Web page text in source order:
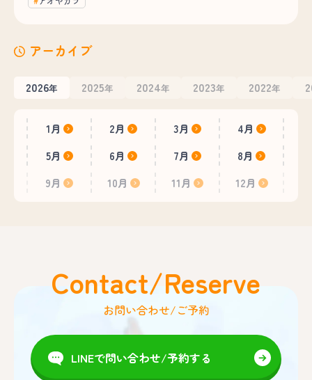
アーカイブ
2026年 2025年 2024年 2023年 2022年
1月 2月 3月
4月
5月
6月 7月
8月
9月
10月 11月 12月
Contact/Reserve
お問い合わせ/ご予約
LINEで問い合わせ/予約する